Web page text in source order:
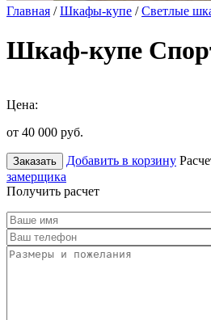
Главная /Шкафы-купе /Светлые
Шкаф-купе
Цена:
от 40 000 руб.
Заказать Добавить в корзину
замерщика
Получить расчет